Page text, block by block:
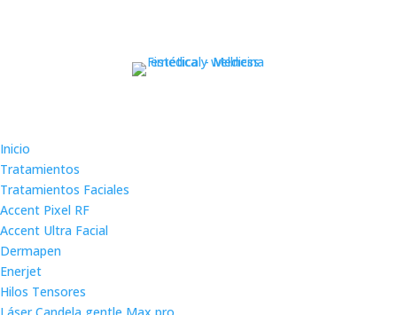
Inicio
Tratamientos
Tratamientos Faciales
Accent Pixel RF
Accent Ultra Facial
Dermapen
Enerjet
Hilos Tensores